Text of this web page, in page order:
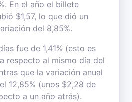
En el año el billete
$1,57, lo que dió un
del 8,85%.
fue de 1,41% (esto es
respecto al mismo día del
que la variación anual
12,85% (unos $2,28 de
a un año atrás).